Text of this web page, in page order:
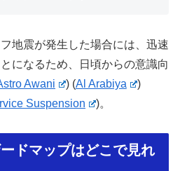
地震が発生した場合には、迅速
になるため、日頃からの意識向
Awani )(Al Arabiya
)
Suspension )。
ドマップはどこで見れ